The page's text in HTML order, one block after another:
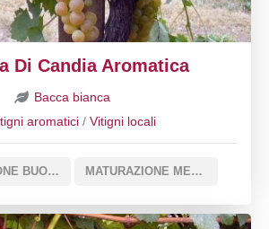
Di Candia Aromatica
Bacca bianca
aromatici/ Vitigni locali
ESPOSIZIONE BUONA MATURAZIONE MEDIA